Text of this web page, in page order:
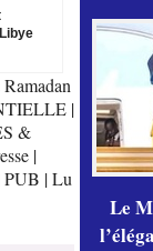
|
&
|
PUB |Lu
Le